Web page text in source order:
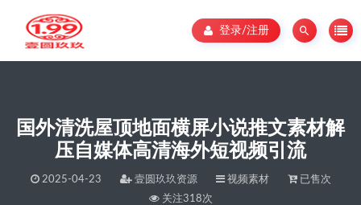
登录/注册
国外清洗屋顶地面横屏小说推文素材解
压自媒体高清海外短视频引流
2025-04-23 壹圆玖玖资源 视频素材
已售次
关注318次